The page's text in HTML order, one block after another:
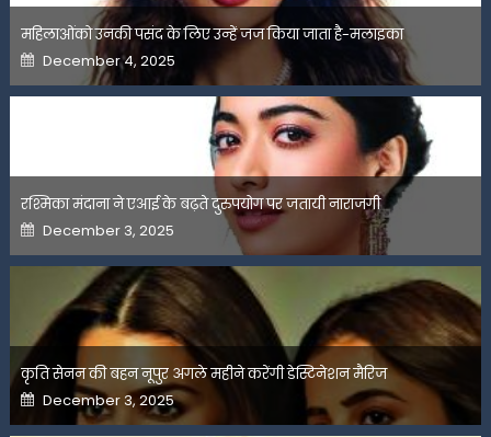
महिलाओंको उनकी पसंद के लिए उन्हें जज किया जाता है-मलाइका
Posted
on
December 4, 2025
रश्मिका मंदाना ने एआई के बढ़ते दुरुपयोग पर जतायी नाराजगी
Posted
on
December 3, 2025
कृति सेनन की बहन नूपुर अगले महीने करेंगी डेस्टिनेशन मैरिज
Posted
on
December 3, 2025